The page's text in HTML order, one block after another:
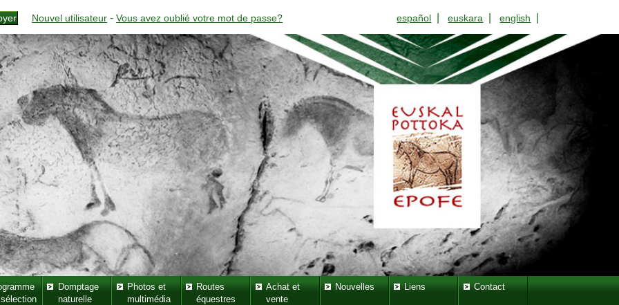
Nouvel utilisateur -Vous avez oublié votre mot de passe? español |euskara |english
Domptage
naturelle
Photos et
multimédia
Routes
équestres
Achat et
vente
Nouvelles Liens Contact